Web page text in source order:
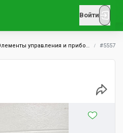
Войти
управления и приборы #5557